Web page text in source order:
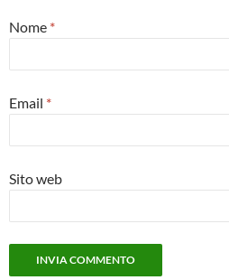
Nome *
Email *
Sito web